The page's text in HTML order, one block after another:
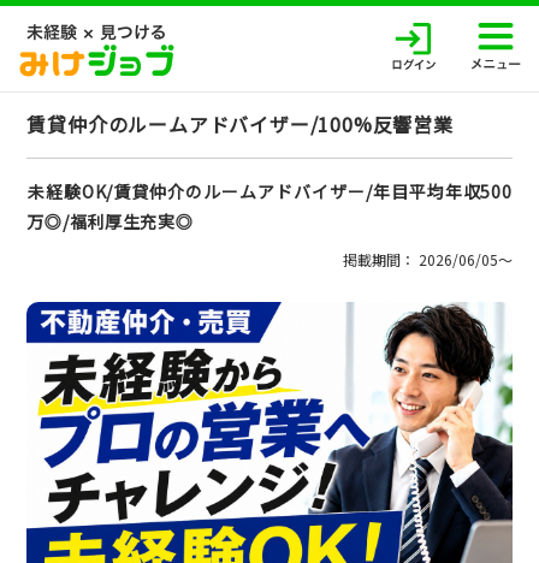
賃貸仲介のルームアドバイザー/100%反響営業
未経験OK/賃貸仲介のルームアドバイザー/年目平均年収500
万◎/福利厚生充実◎
掲載期間： 2026/06/05〜